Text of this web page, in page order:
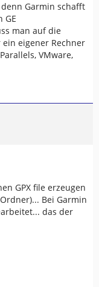
Garmin schafft
GE
man auf die
eigener Rechner
VMware,
GPX file erzeugen
Bei Garmin
das der